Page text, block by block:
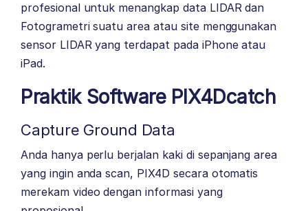
profesional untuk menangkap data LIDAR dan
Fotogrametri suatu area atau site menggunakan
sensor LIDAR yang terdapat pada iPhone atau
iPad.
Praktik Software PIX4Dcatch
Capture Ground Data
Anda hanya perlu berjalan kaki di sepanjang area
yang ingin anda scan, PIX4D secara otomatis
merekam video dengan informasi yang